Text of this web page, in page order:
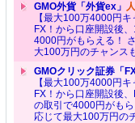
GMO外貨「外貨ex」
【最大100万4000円
FX！から口座開設後
4000円がもらえる！
大100万円のチャンス
GMOクリック証券「
【最大100万4000円
FX！から口座開設後
の取引で4000円がも
応じて最大100万円の